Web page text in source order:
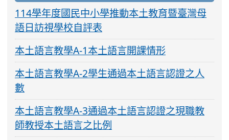
114學年度國民中小學推動本土教育暨臺灣母
語日訪視學校自評表
本土語言教學A-1本土語言開課情形
本土語言教學A-2學生通過本土語言認證之人
數
本土語言教學A-3通過本土語言認證之現職教
師教授本土語言之比例